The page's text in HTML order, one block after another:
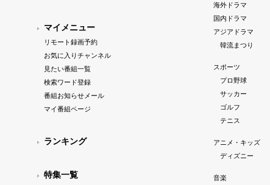
マイメニュー
リモート録画予約
お気に入りチャンネル
見たい番組一覧
検索ワード登録
番組お知らせメール
マイ番組ページ
ランキング
特集一覧
海外ドラマ
国内ドラマ
アジアドラマ
韓流まつり
スポーツ
プロ野球
サッカー
ゴルフ
テニス
アニメ・キッズ
ディズニー
音楽